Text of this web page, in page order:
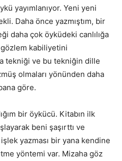
yayımlanıyor. Yeni yeni
Daha önce yazmıştım, bir
daha çok öyküdeki canlılığa
gözlem kabiliyetini
tekniği ve bu tekniğin dille
olmaları yönünden daha
göre.
bir öykücü. Kitabın ilk
beni şaşırttı ve
yazması bir yana kendine
yöntemi var. Mizaha göz